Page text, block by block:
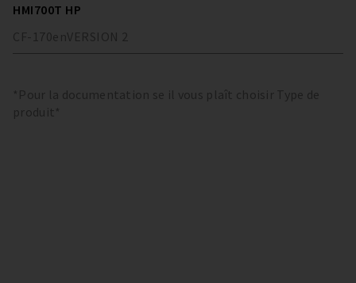
HMI700T HP
CF-170enVERSION 2
*Pour la documentation se il vous plaît choisir Type de
produit*